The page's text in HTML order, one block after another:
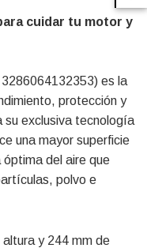
cuidar tu motor y
es la
protección y
su exclusiva tecnología
una mayor superficie
del aire que
polvo e
altura y 244 mm de